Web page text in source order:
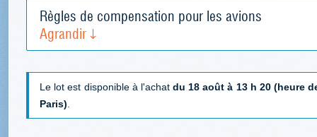
Règles de compensation pour les avions
Agrandir
Le lot est disponible à l'achat du 18 août à 13 h 20 (heure
Paris)